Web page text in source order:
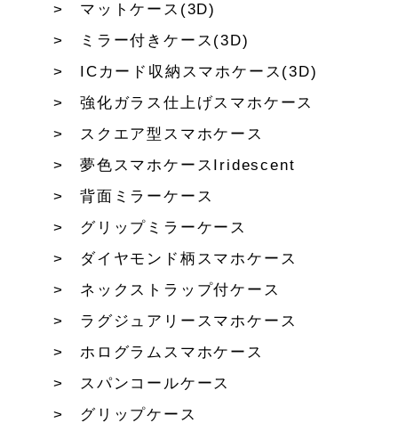
マットケース(3D)
ミラー付きケース(3D)
ICカード収納スマホケース(3D)
強化ガラス仕上げスマホケース
スクエア型スマホケース
夢色スマホケースIridescent
背面ミラーケース
グリップミラーケース
ダイヤモンド柄スマホケース
ネックストラップ付ケース
ラグジュアリースマホケース
ホログラムスマホケース
スパンコールケース
グリップケース